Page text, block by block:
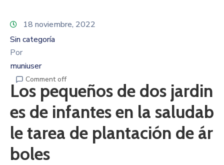
18 noviembre, 2022
Sin categoría
Por
muniuser
Comment off
Los pequeños de dos jardin
es de infantes en la saludab
le tarea de plantación de ár
boles